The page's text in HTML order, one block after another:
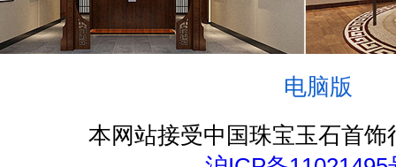
电脑版
本网站接受中国珠宝玉石首饰